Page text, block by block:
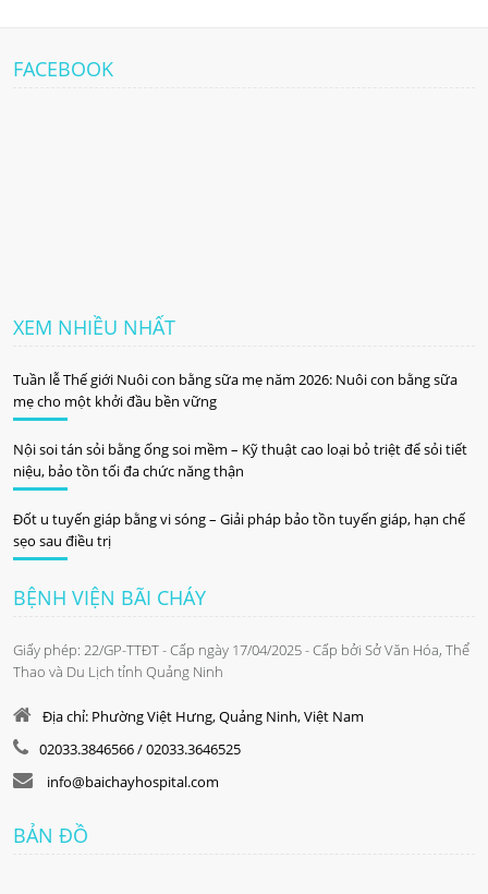
FACEBOOK
XEM NHIỀU NHẤT
Tuần lễ Thế giới Nuôi con bằng sữa mẹ năm 2026: Nuôi con bằng sữa
mẹ cho một khởi đầu bền vững
Nội soi tán sỏi bằng ống soi mềm – Kỹ thuật cao loại bỏ triệt để sỏi tiết
niệu, bảo tồn tối đa chức năng thận
Đốt u tuyến giáp bằng vi sóng – Giải pháp bảo tồn tuyến giáp, hạn chế
sẹo sau điều trị
BỆNH VIỆN BÃI CHÁY
Giấy phép: 22/GP-TTĐT - Cấp ngày 17/04/2025 - Cấp bởi Sở Văn Hóa, Thể
Thao và Du Lịch tỉnh Quảng Ninh
Địa chỉ: Phường Việt Hưng, Quảng Ninh, Việt Nam
02033.3846566 / 02033.3646525
info@baichayhospital.com
BẢN ĐỒ